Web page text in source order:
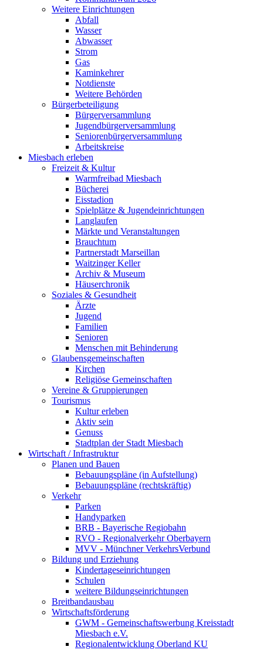
Weitere Einrichtungen
Abfall
Wasser
Abwasser
Strom
Gas
Kaminkehrer
Notdienste
Weitere Behörden
Bürgerbeteiligung
Bürgerversammlung
Jugendbürgerversammlung
Seniorenbürgerversammlung
Arbeitskreise
Miesbach erleben
Freizeit & Kultur
Warmfreibad Miesbach
Bücherei
Eisstadion
Spielplätze & Jugendeinrichtungen
Langlaufen
Märkte und Veranstaltungen
Brauchtum
Partnerstadt Marseillan
Waitzinger Keller
Archiv & Museum
Häuserchronik
Soziales & Gesundheit
Ärzte
Jugend
Familien
Senioren
Menschen mit Behinderung
Glaubensgemeinschaften
Kirchen
Religiöse Gemeinschaften
Vereine & Gruppierungen
Tourismus
Kultur erleben
Aktiv sein
Genuss
Stadtplan der Stadt Miesbach
Wirtschaft / Infrastruktur
Planen und Bauen
Bebauungspläne (in Aufstellung)
Bebauungspläne (rechtskräftig)
Verkehr
Parken
Handyparken
BRB - Bayerische Regiobahn
RVO - Regionalverkehr Oberbayern
MVV - Münchner VerkehrsVerbund
Bildung und Erziehung
Kindertageseinrichtungen
Schulen
weitere Bildungseinrichtungen
Breitbandausbau
Wirtschaftsförderung
GWM - Gemeinschaftswerbung Kreisstadt
Miesbach e.V.
Regionalentwicklung Oberland KU